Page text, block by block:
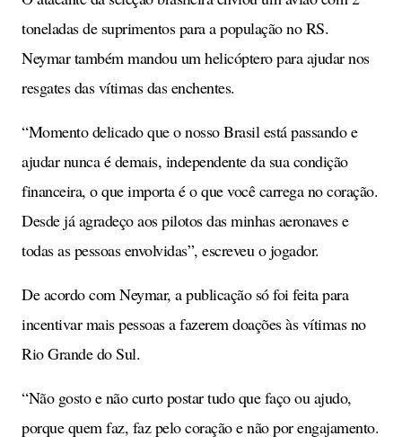
toneladas de suprimentos para a população no RS.
Neymar também mandou um helicóptero para ajudar nos
resgates das vítimas das enchentes.
“Momento delicado que o nosso Brasil está passando e
ajudar nunca é demais, independente da sua condição
financeira, o que importa é o que você carrega no coração.
Desde já agradeço aos pilotos das minhas aeronaves e
todas as pessoas envolvidas”, escreveu o jogador.
De acordo com Neymar, a publicação só foi feita para
incentivar mais pessoas a fazerem doações às vítimas no
Rio Grande do Sul.
“Não gosto e não curto postar tudo que faço ou ajudo,
porque quem faz, faz pelo coração e não por engajamento.